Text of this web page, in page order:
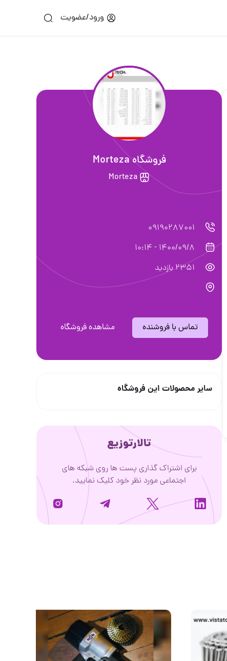
ورود/عضویت
فروشگاه Morteza
Morteza
09190287001
1400/09/8 - 10:14
2351 بازدید
تماس با فروشنده مشاهده فروشگاه
سایر محصولات این فروشگاه
تالارتوزیع
برای اشتراک گذاری پست ها روی شبکه های
اجتماعی مورد نظر خود کلیک نمایید.